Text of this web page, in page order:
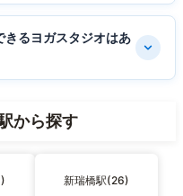
きるヨガスタジオはあ
から探す
新瑞橋駅(26)